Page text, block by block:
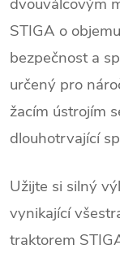
dvouválcovým
STIGA o
bezpečnost a
určený pro
žacím ústrojím
dlouhotrvající
Užijte si silný
vynikající
traktorem